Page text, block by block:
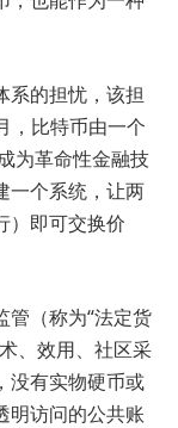
系的担忧，该担
，比特币由一个
为革命性金融技
一个系统，让两
）即可交换价
管（称为“法定货
、效用、社区采
没有实物硬币或
明访问的公共账